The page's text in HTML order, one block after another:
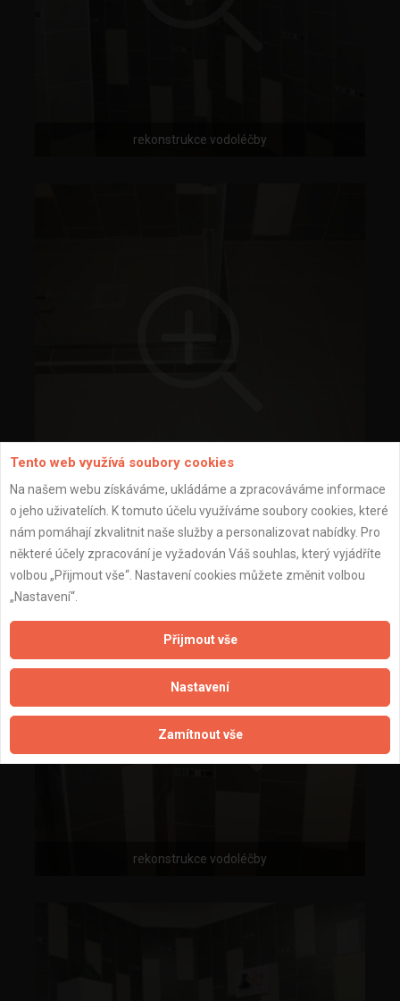
rekonstrukce vodoléčby
rekonstrukce vodoléčby
rekonstrukce vodoléčby
Tento web využívá soubory cookies
Na našem webu získáváme, ukládáme a zpracováváme informace
o jeho uživatelích. K tomuto účelu využíváme soubory cookies, které
nám pomáhají zkvalitnit naše služby a personalizovat nabídky. Pro
některé účely zpracování je vyžadován Váš souhlas, který vyjádříte
volbou „Přijmout vše“. Nastavení cookies můžete změnit volbou
„Nastavení“.
Přijmout vše
Nastavení
Zamítnout vše